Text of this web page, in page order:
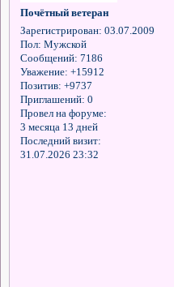
Почётный ветеран
Зарегистрирован: 03.07.2009
Пол: Мужской
Сообщений: 7186
Уважение: +15912
Позитив: +9737
Приглашений: 0
Провел на форуме:
3 месяца 13 дней
Последний визит:
31.07.2026 23:32